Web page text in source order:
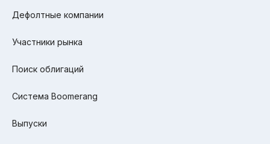
Дефолтные компании
Участники рынка
Поиск облигаций
Система Boomerang
Выпуски